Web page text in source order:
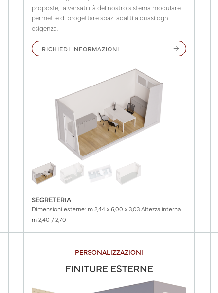
proposte, la versatilità del nostro sistema modulare
permette di progettare spazi adatti a quasi ogni
esigenza.
RICHIEDI INFORMAZIONI arrow_forward
SEGRETERIA
Dimensioni esterne: m 2,44 x 6,00 x 3,03 Altezza interna
m 2,40 / 2,70
PERSONALIZZAZIONI
FINITURE ESTERNE